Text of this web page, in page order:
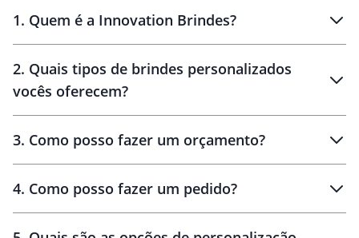
1. Quem é a Innovation Brindes?
Brindes personalizados
2. Quais tipos de brindes personalizados
vocês oferecem?
personalizados
3. Como posso fazer um orçamento?
brinde
4. Como posso fazer um pedido?